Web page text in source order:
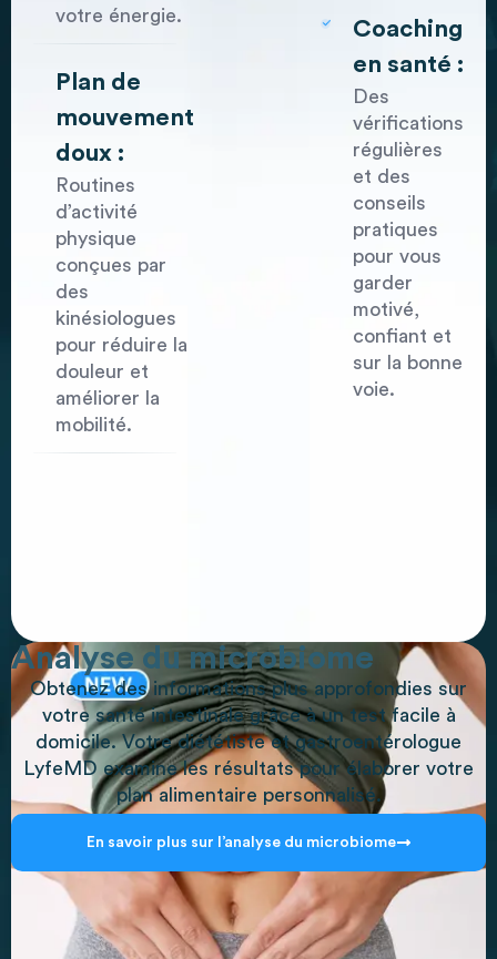
votre énergie.
Plan de
mouvement
doux :
Routines
d’activité
physique
conçues par
des
kinésiologues
pour réduire la
douleur et
améliorer la
mobilité.
Coaching
en santé :
Des
vérifications
régulières
et des
conseils
pratiques
pour vous
garder
motivé,
confiant et
sur la bonne
voie.
Analyse du microbiome
Obtenez des informations plus approfondies sur
votre santé intestinale grâce à un test facile à
domicile. Votre diététiste et gastroentérologue
LyfeMD examine les résultats pour élaborer votre
plan alimentaire personnalisé.
En savoir plus sur l’analyse du microbiome